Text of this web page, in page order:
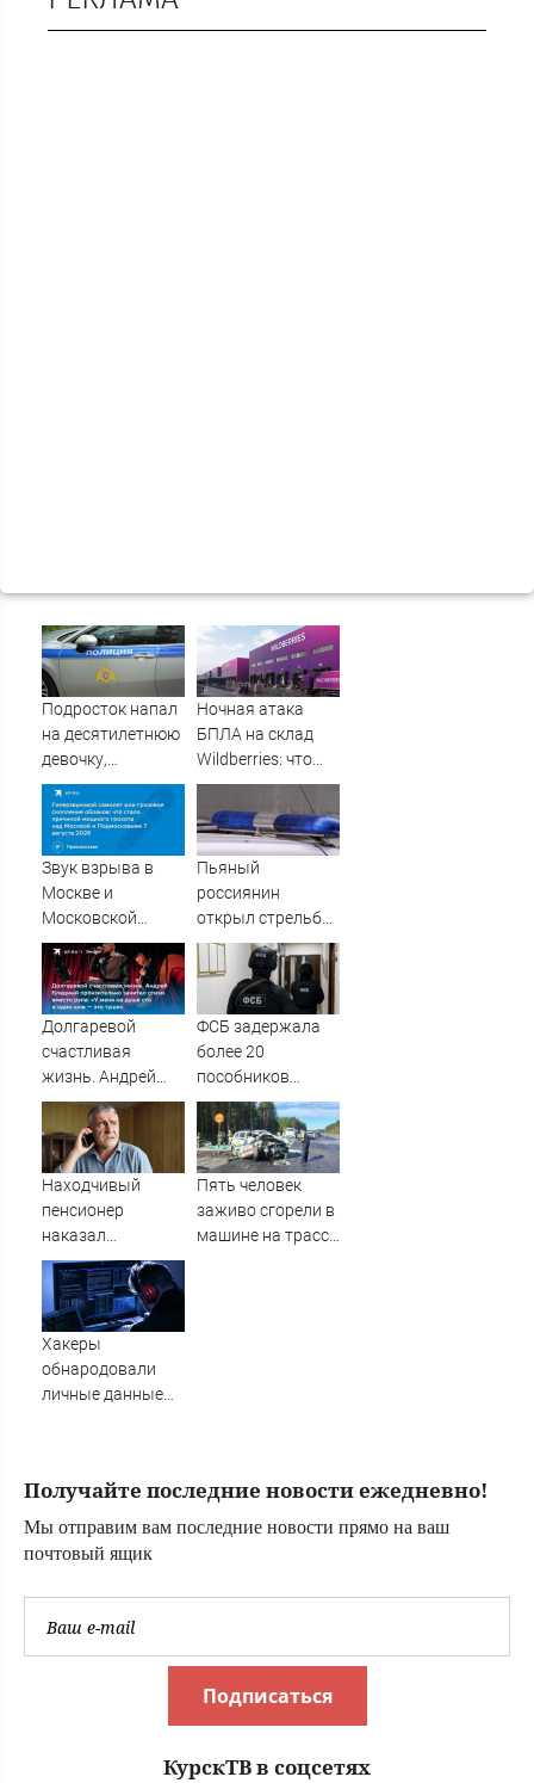
Подросток напал
на десятилетнюю
девочку,
ворвавшись в
квартиру
Ночная атака
БПЛА на склад
Wildberries: что
известно об
очередном ударе
по логистическим
центрам
Звук взрыва в
Москве и
Московской
области 7 августа
2026 года:
Причины,
источник, откуда
Пьяный
россиянин
открыл стрельбу
по скорой
помощи и
полицейским
Долгаревой
счастливая
жизнь. Андрей
Бледный
пронзительно
зачитал стихи
вместо рэпа: «У
ФСБ задержала
более 20
пособников
украинских кол-
центров за
кибермошенничество
Находчивый
пенсионер
наказал
мошенников
изощренным
способом
Пять человек
заживо сгорели в
машине на трассе
Хакеры
обнародовали
личные данные
Новости на
Получайте последние новости ежедневно!
Мы отправим вам последние новости прямо на ваш
почтовый ящик
Подписаться
КурскТВ в соцсетях